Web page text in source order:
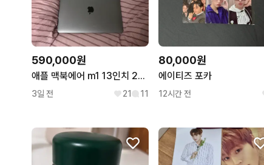
590,000원
애플 맥북에어 m1 13인치 256 스페이스그레이
3일 전 21 11
80,000원
에이티즈 포카
12시간 전